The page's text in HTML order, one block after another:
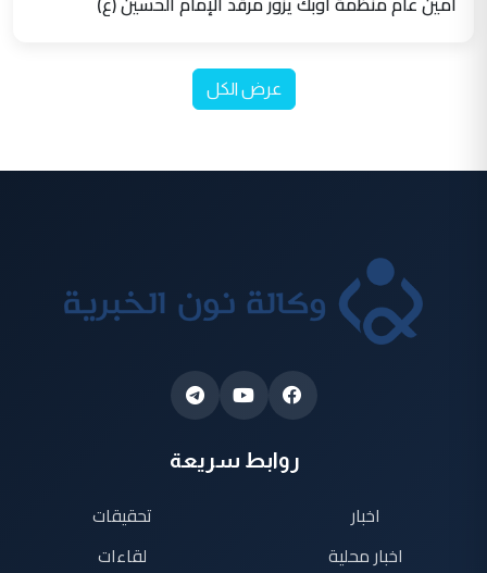
عرض الكل
روابط سريعة
اخبار
اخبار محلية
تحقيقات
لقاءات